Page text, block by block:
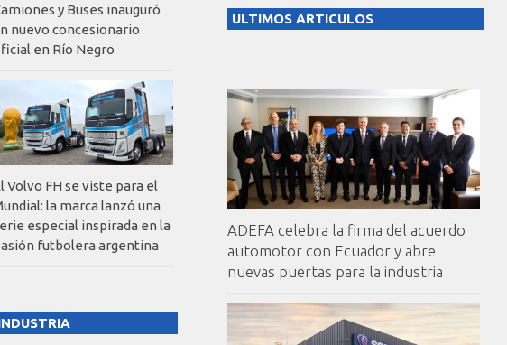
ULTIMOS ARTICULOS
ADEFA celebra la firma del acuerdo
automotor con Ecuador y abre
nuevas puertas para la industria
y Buses inauguró
nuevo concesionario
en Río Negro
Volvo FH se viste para el
la marca lanzó una
especial inspirada en la
futbolera argentina